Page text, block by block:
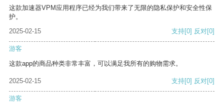
这款加速器VPM应用程序已经为我们带来了无限的隐私保护和安全性保
护。
2025-02-15
支持[0] 反对[0]
游客
这款app的商品种类非常丰富，可以满足我所有的购物需求。
2025-02-15 支持[0] 反对[0]
游客